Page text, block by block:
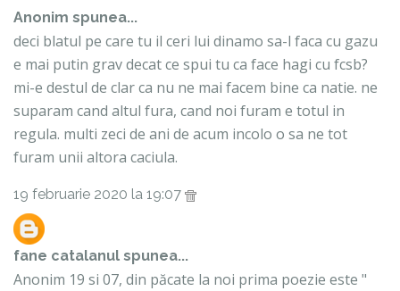
Anonim spunea...
deci blatul pe care tu il ceri lui dinamo sa-l faca cu gazu
e mai putin grav decat ce spui tu ca face hagi cu fcsb?
mi-e destul de clar ca nu ne mai facem bine ca natie. ne
suparam cand altul fura, cand noi furam e totul in
regula. multi zeci de ani de acum incolo o sa ne tot
furam unii altora caciula.
19 februarie 2020 la 19:07
fane catalanul spunea...
Anonim 19 si 07, din păcate la noi prima poezie este "